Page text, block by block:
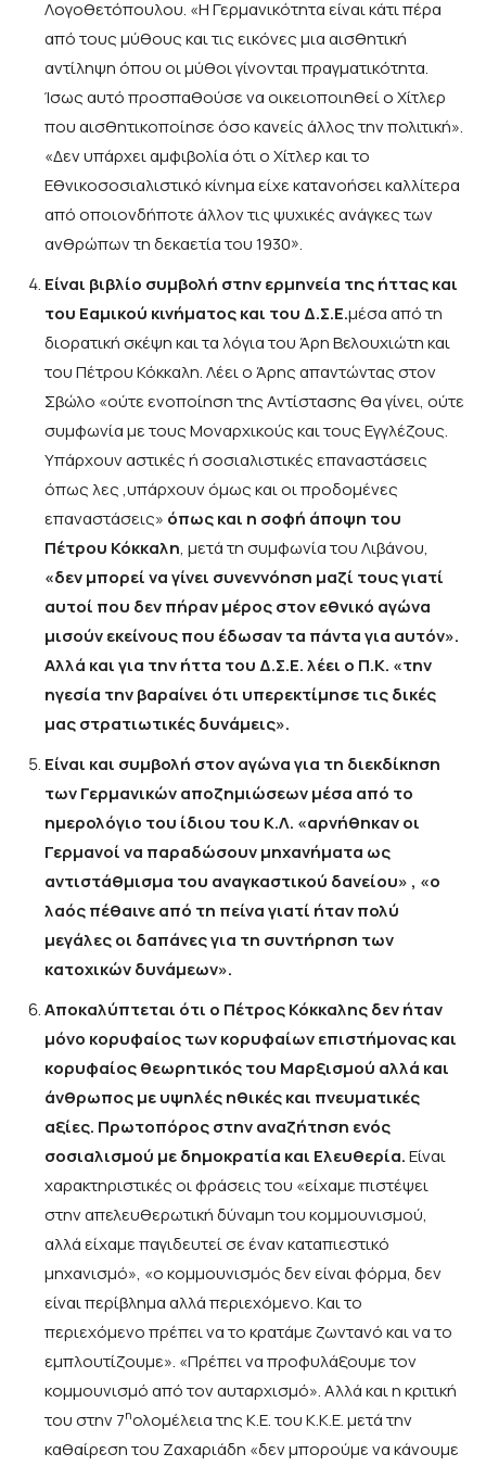
Λογοθετόπουλου. «Η Γερμανικότητα είναι κάτι πέρα
από τους μύθους και τις εικόνες μια αισθητική
αντίληψη όπου οι μύθοι γίνονται πραγματικότητα.
Ίσως αυτό προσπαθούσε να οικειοποιηθεί ο Χίτλερ
που αισθητικοποίησε όσο κανείς άλλος την πολιτική».
«Δεν υπάρχει αμφιβολία ότι ο Χίτλερ και το
Εθνικοσοσιαλιστικό κίνημα είχε κατανοήσει καλλίτερα
από οποιονδήποτε άλλον τις ψυχικές ανάγκες των
ανθρώπων τη δεκαετία του 1930».
Είναι βιβλίο συμβολή στην ερμηνεία της ήττας και
του Εαμικού κινήματος και του Δ.Σ.Ε.μέσα από τη
διορατική σκέψη και τα λόγια του Άρη Βελουχιώτη και
του Πέτρου Κόκκαλη. Λέει ο Άρης απαντώντας στον
Σβώλο «ούτε ενοποίηση της Αντίστασης θα γίνει, ούτε
συμφωνία με τους Μοναρχικούς και τους Εγγλέζους.
Υπάρχουν αστικές ή σοσιαλιστικές επαναστάσεις
όπως λες ,υπάρχουν όμως και οι προδομένες
επαναστάσεις» όπως και η σοφή άποψη του
Πέτρου Κόκκαλη, μετά τη συμφωνία του Λιβάνου,
«δεν μπορεί να γίνει συνεννόηση μαζί τους γιατί
αυτοί που δεν πήραν μέρος στον εθνικό αγώνα
μισούν εκείνους που έδωσαν τα πάντα για αυτόν».
Αλλά και για την ήττα του Δ.Σ.Ε. λέει ο Π.Κ. «την
ηγεσία την βαραίνει ότι υπερεκτίμησε τις δικές
μας στρατιωτικές δυνάμεις».
Είναι και συμβολή στον αγώνα για τη διεκδίκηση
των Γερμανικών αποζημιώσεων μέσα από το
ημερολόγιο του ίδιου του Κ.Λ. «αρνήθηκαν οι
Γερμανοί να παραδώσουν μηχανήματα ως
αντιστάθμισμα του αναγκαστικού δανείου» , «ο
λαός πέθαινε από τη πείνα γιατί ήταν πολύ
μεγάλες οι δαπάνες για τη συντήρηση των
κατοχικών δυνάμεων».
Αποκαλύπτεται ότι ο Πέτρος Κόκκαλης δεν ήταν
μόνο κορυφαίος των κορυφαίων επιστήμονας και
κορυφαίος θεωρητικός του Μαρξισμού αλλά και
άνθρωπος με υψηλές ηθικές και πνευματικές
αξίες. Πρωτοπόρος στην αναζήτηση ενός
σοσιαλισμού με δημοκρατία και Ελευθερία.Είναι
χαρακτηριστικές οι φράσεις του «είχαμε πιστέψει
στην απελευθερωτική δύναμη του κομμουνισμού,
αλλά είχαμε παγιδευτεί σε έναν καταπιεστικό
μηχανισμό», «ο κομμουνισμός δεν είναι φόρμα, δεν
είναι περίβλημα αλλά περιεχόμενο. Και το
περιεχόμενο πρέπει να το κρατάμε ζωντανό και να το
εμπλουτίζουμε». «Πρέπει να προφυλάξουμε τον
κομμουνισμό από τον αυταρχισμό». Αλλά και η κριτική
του στην 7ηολομέλεια της Κ.Ε. του Κ.Κ.Ε. μετά την
καθαίρεση του Ζαχαριάδη «δεν μπορούμε να κάνουμε